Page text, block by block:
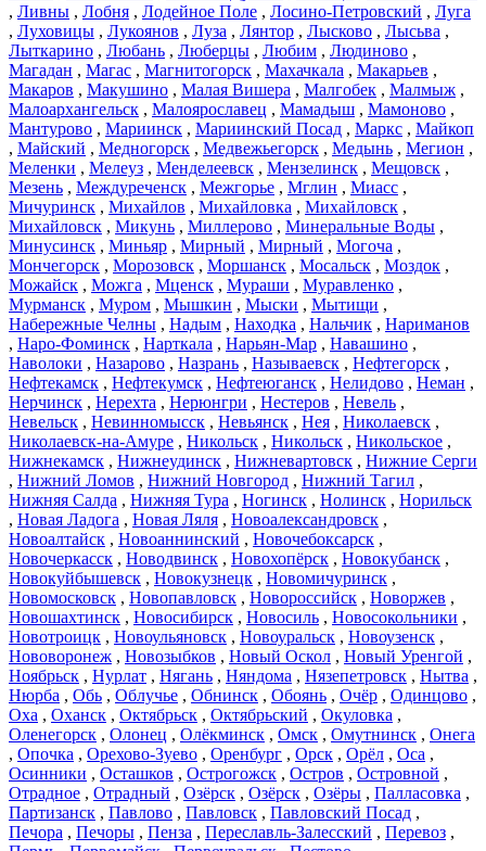
, Ливны , Лобня , Лодейное Поле , Лосино-Петровский , Луга
, Луховицы , Лукоянов , Луза , Лянтор , Лысково , Лысьва ,
Лыткарино , Любань , Люберцы , Любим , Людиново ,
Магадан , Магас , Магнитогорск , Махачкала , Макарьев ,
Макаров , Макушино , Малая Вишера , Малгобек , Малмыж ,
Малоархангельск , Малоярославец , Мамадыш , Мамоново ,
Мантурово , Мариинск , Мариинский Посад , Маркс , Майкоп
, Майский , Медногорск , Медвежьегорск , Медынь , Мегион ,
Меленки , Мелеуз , Менделеевск , Мензелинск , Мещовск ,
Мезень , Междуреченск , Межгорье , Мглин , Миасс ,
Мичуринск , Михайлов , Михайловка , Михайловск ,
Михайловск , Микунь , Миллерово , Минеральные Воды ,
Минусинск , Миньяр , Мирный , Мирный , Могоча ,
Мончегорск , Морозовск , Моршанск , Мосальск , Моздок ,
Можайск , Можга , Мценск , Мураши , Муравленко ,
Мурманск , Муром , Мышкин , Мыски , Мытищи ,
Набережные Челны , Надым , Находка , Нальчик , Нариманов
, Наро-Фоминск , Нарткала , Нарьян-Мар , Навашино ,
Наволоки , Назарово , Назрань , Называевск , Нефтегорск ,
Нефтекамск , Нефтекумск , Нефтеюганск , Нелидово , Неман ,
Нерчинск , Нерехта , Нерюнгри , Нестеров , Невель ,
Невельск , Невинномысск , Невьянск , Нея , Николаевск ,
Николаевск-на-Амуре , Никольск , Никольск , Никольское ,
Нижнекамск , Нижнеудинск , Нижневартовск , Нижние Серги
, Нижний Ломов , Нижний Новгород , Нижний Тагил ,
Нижняя Салда , Нижняя Тура , Ногинск , Нолинск , Норильск
, Новая Ладога , Новая Ляля , Новоалександровск ,
Новоалтайск , Новоаннинский , Новочебоксарск ,
Новочеркасск , Новодвинск , Новохопёрск , Новокубанск ,
Новокуйбышевск , Новокузнецк , Новомичуринск ,
Новомосковск , Новопавловск , Новороссийск , Новоржев ,
Новошахтинск , Новосибирск , Новосиль , Новосокольники ,
Новотроицк , Новоульяновск , Новоуральск , Новоузенск ,
Нововоронеж , Новозыбков , Новый Оскол , Новый Уренгой ,
Ноябрьск , Нурлат , Нягань , Няндома , Нязепетровск , Нытва ,
Нюрба , Обь , Облучье , Обнинск , Обоянь , Очёр , Одинцово ,
Оха , Оханск , Октябрьск , Октябрьский , Окуловка ,
Оленегорск , Олонец , Олёкминск , Омск , Омутнинск , Онега
, Опочка , Орехово-Зуево , Оренбург , Орск , Орёл , Оса ,
Осинники , Осташков , Острогожск , Остров , Островной ,
Отрадное , Отрадный , Озёрск , Озёрск , Озёры , Палласовка ,
Партизанск , Павлово , Павловск , Павловский Посад ,
Печора , Печоры , Пенза , Переславль-Залесский , Перевоз ,